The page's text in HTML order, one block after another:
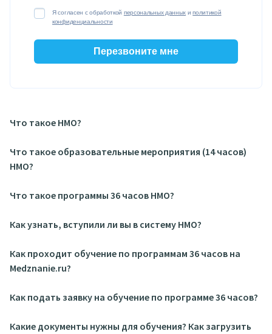
Я согласен с обработкой персональных данных иполитикой
конфиденциальности
Перезвоните мне
Что такое НМО?
Что такое образовательные мероприятия (14 часов)
НМО?
Что такое программы 36 часов НМО?
Как узнать, вступили ли вы в систему НМО?
Как проходит обучение по программам 36 часов на
Medznanie.ru?
Как подать заявку на обучение по программе 36 часов?
Какие документы нужны для обучения? Как загрузить